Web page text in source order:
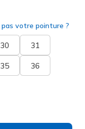
votre pointure ?
30 31
35 36